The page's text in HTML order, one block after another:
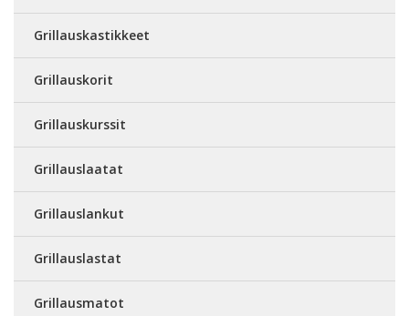
Grillauskastikkeet
Grillauskorit
Grillauskurssit
Grillauslaatat
Grillauslankut
Grillauslastat
Grillausmatot